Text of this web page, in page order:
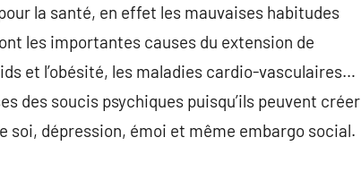
la santé, en effet les mauvaises habitudes
les importantes causes du extension de
et l’obésité, les maladies cardio-vasculaires…
des soucis psychiques puisqu’ils peuvent créer
soi, dépression, émoi et même embargo social.